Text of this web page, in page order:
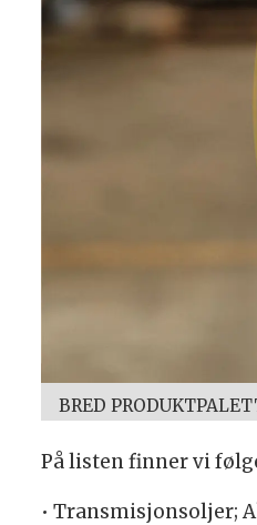
BRED
På listen finner vi
• Transmisjonsoljer;